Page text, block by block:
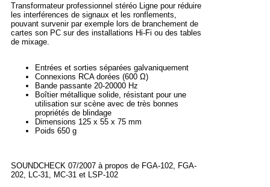
Transformateur professionnel stéréo Ligne pour réduire
les interférences de signaux et les ronflements,
pouvant survenir par exemple lors de branchement de
cartes son PC sur des installations Hi-Fi ou des tables
de mixage.
Entrées et sorties séparées galvaniquement
Connexions RCA dorées (600 Ω)
Bande passante 20-20000 Hz
Boîtier métallique solide, résistant pour une
utilisation sur scène avec de très bonnes
propriétés de blindage
Dimensions 125 x 55 x 75 mm
Poids 650 g
SOUNDCHECK 07/2007 à propos de FGA-102, FGA-
202, LC-31, MC-31 et LSP-102